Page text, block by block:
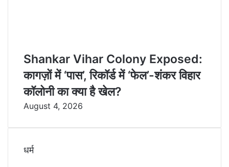
Shankar Vihar Colony Exposed:
कागज़ों में ‘पास’, रिकॉर्ड में ‘फेल’-शंकर विहार
कॉलोनी का क्या है खेल?
August 4, 2026
धर्म